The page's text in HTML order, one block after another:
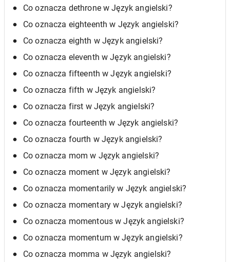
Co oznacza dethrone w Język angielski?
Co oznacza eighteenth w Język angielski?
Co oznacza eighth w Język angielski?
Co oznacza eleventh w Język angielski?
Co oznacza fifteenth w Język angielski?
Co oznacza fifth w Język angielski?
Co oznacza first w Język angielski?
Co oznacza fourteenth w Język angielski?
Co oznacza fourth w Język angielski?
Co oznacza mom w Język angielski?
Co oznacza moment w Język angielski?
Co oznacza momentarily w Język angielski?
Co oznacza momentary w Język angielski?
Co oznacza momentous w Język angielski?
Co oznacza momentum w Język angielski?
Co oznacza momma w Język angielski?